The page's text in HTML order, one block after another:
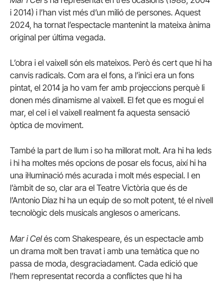
i 2014) i l’han vist més d’un milió de persones. Aquest
2024, ha tornat l’espectacle mantenint la mateixa ànima
original per última vegada.
L’obra i el vaixell són els mateixos. Però és cert que hi ha
canvis radicals. Com ara el fons, a l’inici era un fons
pintat, el 2014 ja ho vam fer amb projeccions perquè li
donen més dinamisme al vaixell. El fet que es mogui el
mar, el cel i el vaixell realment fa aquesta sensació
òptica de moviment.
També la part de llum i so ha millorat molt. Ara hi ha leds
i hi ha moltes més opcions de posar els focus, així hi ha
una il·luminació més acurada i molt més especial. I en
l’àmbit de so, clar ara el Teatre Victòria que és de
l’Antonio Díaz hi ha un equip de so molt potent, té el nivell
tecnològic dels musicals anglesos o americans.
Mar i Celés com Shakespeare, és un espectacle amb
un drama molt ben travat i amb una temàtica que no
passa de moda, desgraciadament. Cada edició que
l’hem representat recorda a conflictes que hi ha